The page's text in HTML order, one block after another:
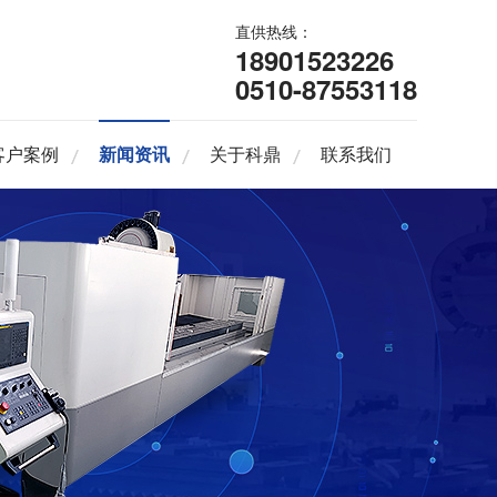
直供热线：
18901523226
0510-87553118
户案例 新闻资讯 关于科鼎 联系我们